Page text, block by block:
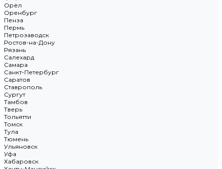
Орёл
Оренбург
Пенза
Пермь
Петрозаводск
Ростов-на-Дону
Рязань
Салехард
Самара
Санкт-Петербург
Саратов
Ставрополь
Сургут
Тамбов
Тверь
Тольятти
Томск
Тула
Тюмень
Ульяновск
Уфа
Хабаровск